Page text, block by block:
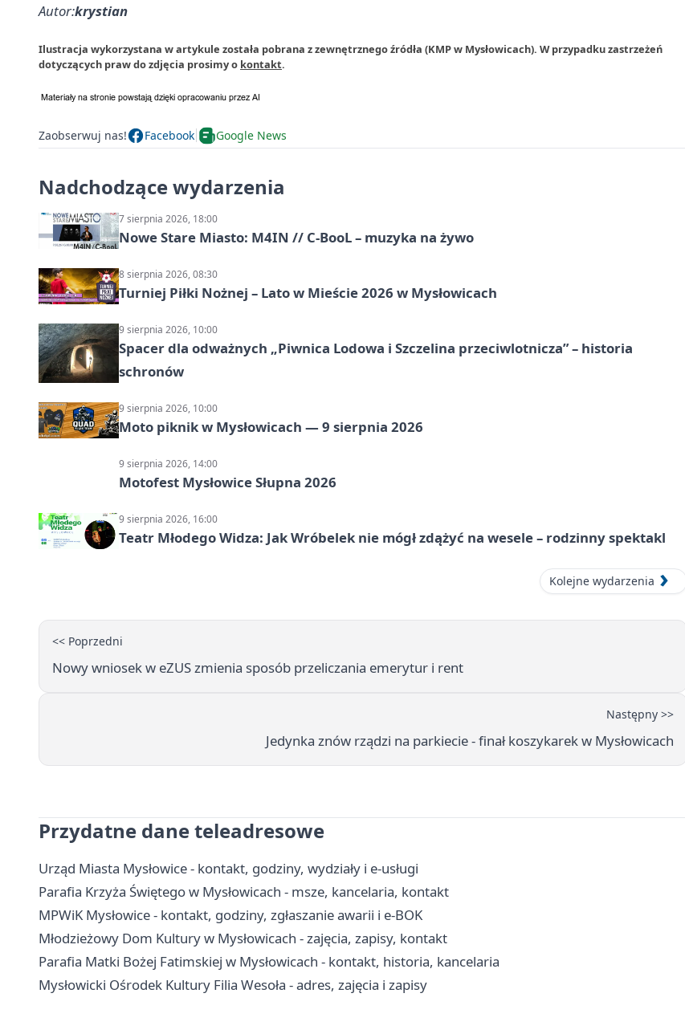
Autor:krystian
Ilustracja wykorzystana w artykule została pobrana z zewnętrznego źródła (KMP w Mysłowicach). W przypadku zastrzeżeń
dotyczących praw do zdjęcia prosimy o kontakt.
Zaobserwuj nas! Facebook Google News
Nadchodzące wydarzenia
7 sierpnia 2026, 18:00
Nowe Stare Miasto: M4IN // C-BooL – muzyka na żywo
8 sierpnia 2026, 08:30
Turniej Piłki Nożnej – Lato w Mieście 2026 w Mysłowicach
9 sierpnia 2026, 10:00
Spacer dla odważnych „Piwnica Lodowa i Szczelina przeciwlotnicza” – historia
schronów
9 sierpnia 2026, 10:00
Moto piknik w Mysłowicach — 9 sierpnia 2026
9 sierpnia 2026, 14:00
Motofest Mysłowice Słupna 2026
9 sierpnia 2026, 16:00
Teatr Młodego Widza: Jak Wróbelek nie mógł zdążyć na wesele – rodzinny spektakl
Kolejne wydarzenia
<< Poprzedni
Nowy wniosek w eZUS zmienia sposób przeliczania emerytur i rent
Następny >>
Jedynka znów rządzi na parkiecie - finał koszykarek w Mysłowicach
Przydatne dane teleadresowe
Urząd Miasta Mysłowice - kontakt, godziny, wydziały i e-usługi
Parafia Krzyża Świętego w Mysłowicach - msze, kancelaria, kontakt
MPWiK Mysłowice - kontakt, godziny, zgłaszanie awarii i e-BOK
Młodzieżowy Dom Kultury w Mysłowicach - zajęcia, zapisy, kontakt
Parafia Matki Bożej Fatimskiej w Mysłowicach - kontakt, historia, kancelaria
Mysłowicki Ośrodek Kultury Filia Wesoła - adres, zajęcia i zapisy